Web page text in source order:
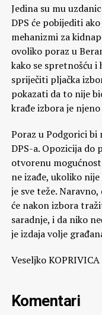
Jedina su mu
DPS će pobijediti
mehanizmi za
ovoliko poraz u
kako se spretnošću
spriječiti pljačka
pokazati da to nije
krađe izbora je
Poraz u Podgorici
DPS-a. Opozicija
otvorenu
ne izađe, ukoliko
je sve teže.
će nakon izbora
saradnje, i da niko
je izdaja volje
Veseljko KOPRIVICA
Komentari